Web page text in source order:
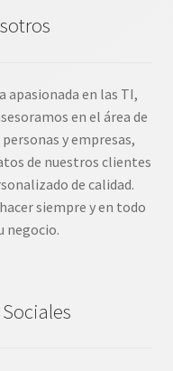
apasionada en las TI,
en el área de
y empresas,
de nuestros clientes
de calidad.
siempre y en todo
negocio.